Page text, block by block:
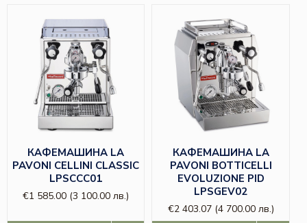
КАФЕМАШИНА LA
PAVONI CELLINI CLASSIC
LPSCCC01
€1 585.00 (3 100.00 лв.)
КАФЕМАШИНА LA
PAVONI BOTTICELLI
EVOLUZIONE PID
LPSGEV02
€2 403.07 (4 700.00 лв.)